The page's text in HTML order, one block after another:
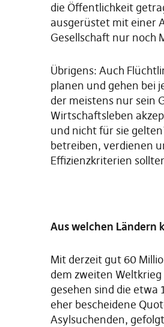
die Öffentlichkeit
ausgerüstet mit einer
Gesellschaft nur noch
Übrigens: Auch
planen und gehen bei
der meistens nur sein
Wirtschaftsleben
und nicht für sie
betreiben, verdienen
Effizienzkriterien
Aus welchen Ländern
Mit derzeit gut 60
dem zweiten
gesehen sind die etwa
eher bescheidene
Asylsuchenden,